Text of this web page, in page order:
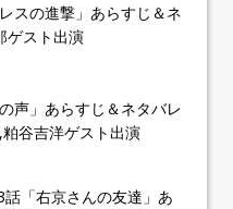
スの進撃」あらすじ＆ネ
ゲスト出演
声」あらすじ＆ネタバレ
谷吉洋ゲスト出演
「右京さんの友達」あ